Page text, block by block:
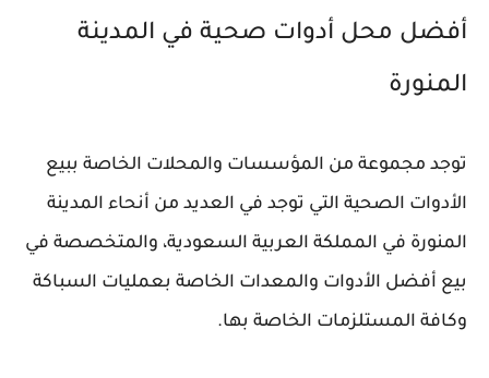
أفضل محل أدوات صحية في المدينة
المنورة
توجد مجموعة من المؤسسات والمحلات الخاصة ببيع
الأدوات الصحية التي توجد في العديد من أنحاء المدينة
المنورة في المملكة العربية السعودية، والمتخصصة في
بيع أفضل الأدوات والمعدات الخاصة بعمليات السباكة
وكافة المستلزمات الخاصة بها.